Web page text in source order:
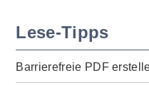
Lese-Tipps
Barrierefreie PDF